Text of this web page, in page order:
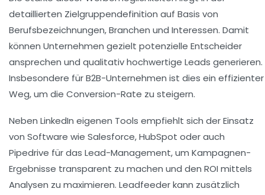
detaillierten Zielgruppendefinition auf Basis von
Berufsbezeichnungen, Branchen und Interessen. Damit
können Unternehmen gezielt potenzielle Entscheider
ansprechen und qualitativ hochwertige Leads generieren.
Insbesondere für B2B-Unternehmen ist dies ein effizienter
Weg, um die Conversion-Rate zu steigern.
Neben LinkedIn eigenen Tools empfiehlt sich der Einsatz
von Software wie Salesforce, HubSpot oder auch
Pipedrive für das Lead-Management, um Kampagnen-
Ergebnisse transparent zu machen und den ROI mittels
Analysen zu maximieren. Leadfeeder kann zusätzlich